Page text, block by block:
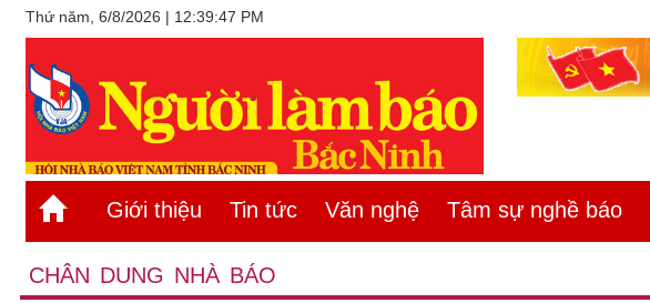
Thứ năm, 6/8/2026 | 12:39:47 PM
Giới thiệu Tin tức Văn nghệ Tâm sự nghề báo
CHÂN DUNG NHÀ BÁO